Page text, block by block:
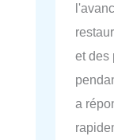
et des
a